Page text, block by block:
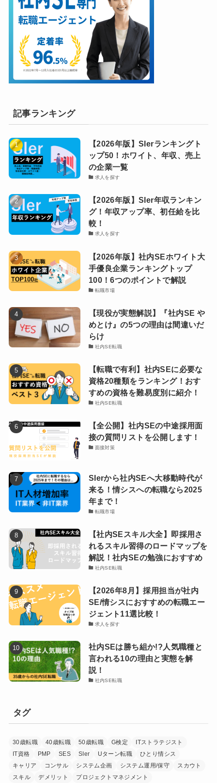
記事ランキング
【2026年版】SIerランキングト
ップ50！ホワイト、年収、売上
の企業一覧
求人を探す
【2026年版】SIer年収ランキン
グ！年収アップ率、初任給を比
較！
求人を探す
【2026年版】社内SEホワイト大
手優良企業ランキングトップ
100！6つのポイントで解説
転職市場
【現役が実態解説】『社内SE や
めとけ』の5つの理由は間違いだ
らけ
社内SE転職
【転職で有利】社内SEに必要な
資格20種類をランキング！おす
すめの資格を難易度別に紹介！
社内SE転職
【全公開】社内SEの中途採用面
接の質問リストを公開します！
面接対策
SIerから社内SEへ大移動時代が
来る！情シスへの転職なら2025
年まで！
転職市場
【社内SEスキル大全】即採用さ
れるスキル習得のロードマップを
解説！社内SEの勉強におすすめ
社内SE転職
【2026年8月】採用担当が社内
SE/情シスにおすすめの転職エー
ジェント11選比較！
求人を探す
社内SEは勝ち組か!?人気職種と
言われる10の理由と実態を解
説！
社内SE転職
タグ
30歳転職 40歳転職 50歳転職 G検定
ITストラテジスト
IT資格
PMP SES SIer Uターン転職
ひとり情シス
キャリア
コンサル システム企画 システム運用/保守
スカウト
スキル
デメリット
プロジェクトマネジメント